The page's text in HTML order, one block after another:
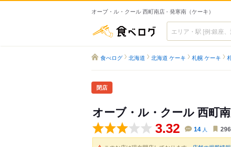
オーブ・ル・クール 西町南店 - 発寒南（ケーキ）
食べログ
食べログ 北海道 北海道 ケーキ 札幌 ケーキ
閉店
オーブ・ル・クール 西町
3.32 14 人 296